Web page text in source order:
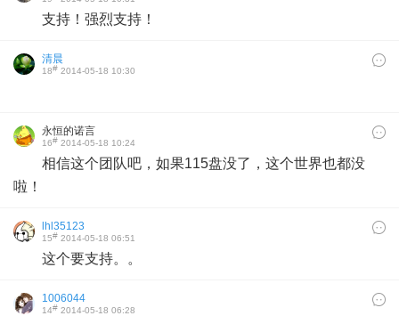
支持！强烈支持！
清晨
18# 2014-05-18 10:30
永恒的诺言
16# 2014-05-18 10:24
相信这个团队吧，如果115盘没了，这个世界也都没
啦！
lhl35123
15# 2014-05-18 06:51
这个要支持。。
1006044
14# 2014-05-18 06:28